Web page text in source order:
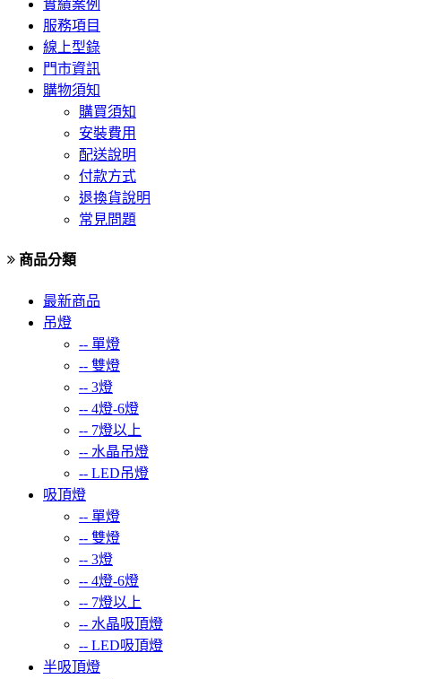
實績案例
服務項目
線上型錄
門市資訊
購物須知
購買須知
安裝費用
配送說明
付款方式
退換貨說明
常見問題
商品分類
最新商品
吊燈
-- 單燈
-- 雙燈
-- 3燈
-- 4燈-6燈
-- 7燈以上
-- 水晶吊燈
-- LED吊燈
吸頂燈
-- 單燈
-- 雙燈
-- 3燈
-- 4燈-6燈
-- 7燈以上
-- 水晶吸頂燈
-- LED吸頂燈
半吸頂燈